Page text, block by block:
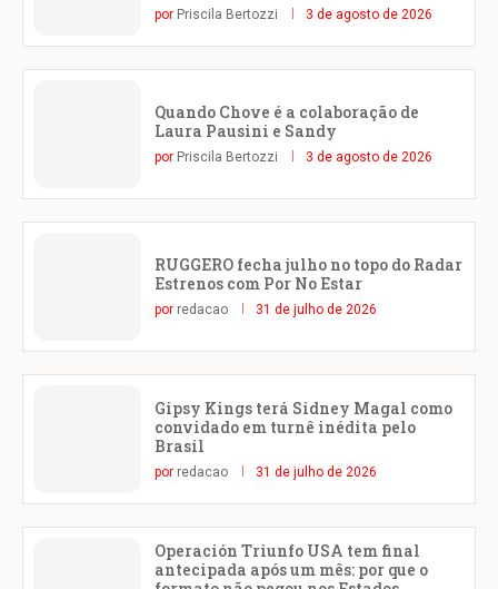
por Priscila Bertozzi 3 de agosto de 2026
Quando Chove é a colaboração de
Laura Pausini e Sandy
por Priscila Bertozzi 3 de agosto de 2026
RUGGERO fecha julho no topo do Radar
Estrenos com Por No Estar
por redacao 31 de julho de 2026
Gipsy Kings terá Sidney Magal como
convidado em turnê inédita pelo
Brasil
por redacao 31 de julho de 2026
Operación Triunfo USA tem final
antecipada após um mês: por que o